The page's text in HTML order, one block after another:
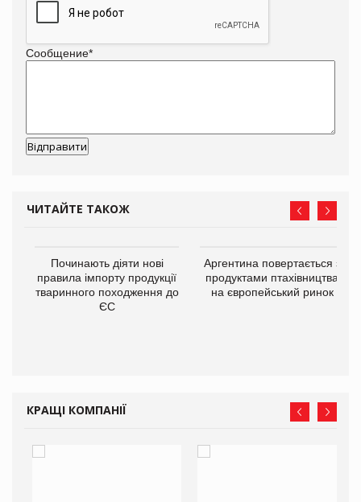
Сообщение*
ЧИТАЙТЕ ТАКОЖ
Починають діяти нові
правила імпорту продукції
тваринного походження до
ЄС
Аргентина повертається з
продуктами птахівництва
на європейський ринок
КРАЩІ КОМПАНІЇ